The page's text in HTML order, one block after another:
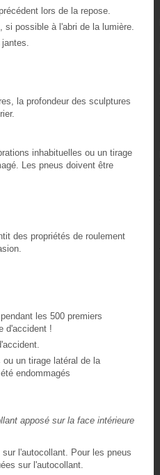
lors de la repose.
possible à l'abri de la lumière.
la profondeur des sculptures
inhabituelles ou un tirage
Les pneus doivent être
des propriétés de roulement
les 500 premiers
d'accident !
un tirage latéral de la
endommagés
apposé sur la face intérieure
l'autocollant. Pour les pneus
sur l'autocollant.